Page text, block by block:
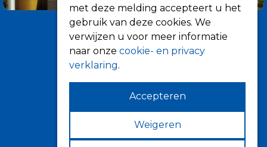
Informatie
Over ons
Tips
met deze melding accepteert u het
gebruik van deze cookies. We
verwijzen u voor meer informatie
naar onze cookie- en privacy
verklaring.
Accepteren
Weigeren